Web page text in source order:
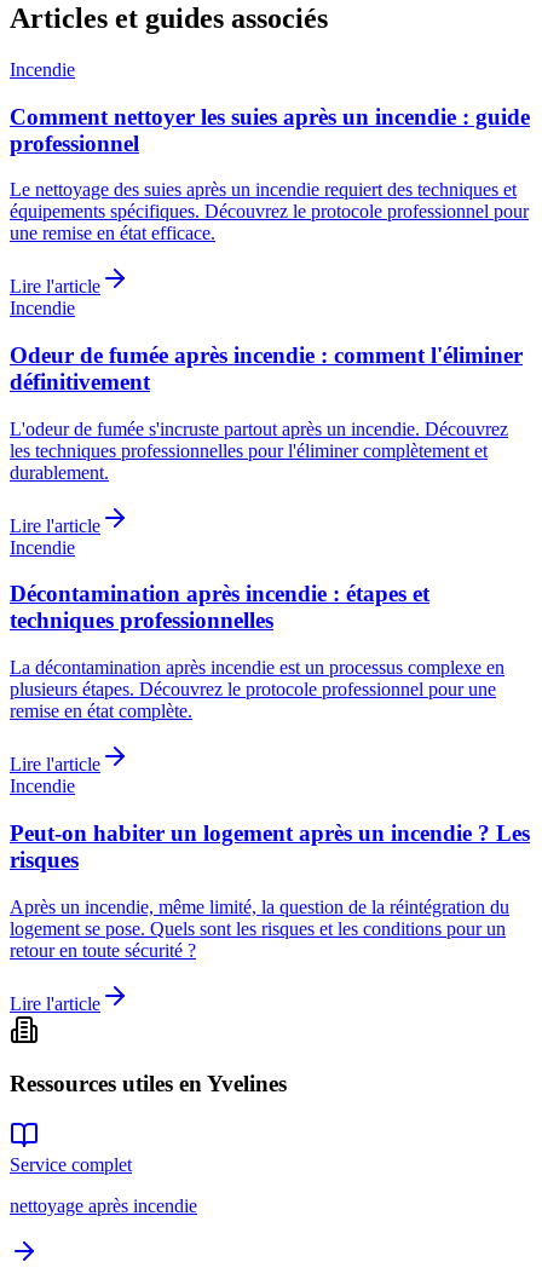
Articles et guides associés
Incendie
Comment nettoyer les suies après un incendie : guide
professionnel
Le nettoyage des suies après un incendie requiert des techniques et
équipements spécifiques. Découvrez le protocole professionnel pour
une remise en état efficace.
Lire l'article
Incendie
Odeur de fumée après incendie : comment l'éliminer
définitivement
L'odeur de fumée s'incruste partout après un incendie. Découvrez
les techniques professionnelles pour l'éliminer complètement et
durablement.
Lire l'article
Incendie
Décontamination après incendie : étapes et
techniques professionnelles
La décontamination après incendie est un processus complexe en
plusieurs étapes. Découvrez le protocole professionnel pour une
remise en état complète.
Lire l'article
Incendie
Peut-on habiter un logement après un incendie ? Les
risques
Après un incendie, même limité, la question de la réintégration du
logement se pose. Quels sont les risques et les conditions pour un
retour en toute sécurité ?
Lire l'article
Ressources utiles enYvelines
Service complet
nettoyage après incendie